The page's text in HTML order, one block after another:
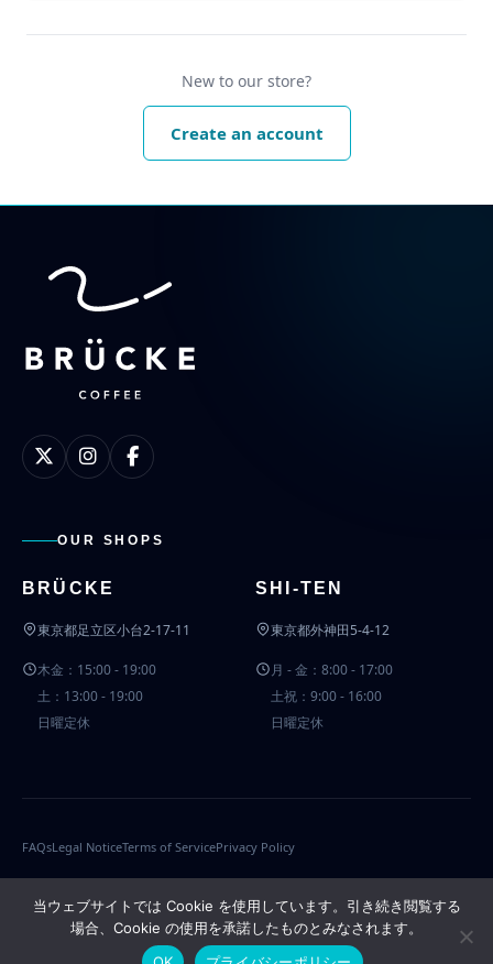
|
New to our store?
Create an account
OUR SHOPS
BRÜCKE
東京都足立区小台2-17-11
木金：15:00 - 19:00
土：13:00 - 19:00
日曜定休
SHI-TEN
東京都外神田5-4-12
月 - 金：8:00 - 17:00
土祝：9:00 - 16:00
日曜定休
FAQsLegal NoticeTerms of ServicePrivacy Policy
当ウェブサイトでは Cookie を使用しています。引き続き閲覧する
場合、Cookie の使用を承諾したものとみなされます。